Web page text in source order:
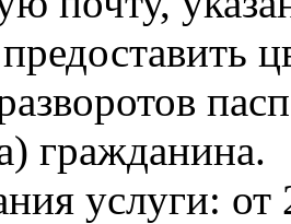
гражданина.
услуги: от